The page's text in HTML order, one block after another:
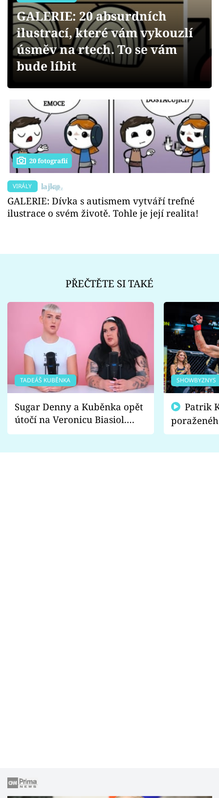
Videa
Sledujte prima+
Sledujte nás
GALERIE: 20 absurdních
ilustrací, které vám vykouzlí
úsměv na rtech. To se vám
bude líbit
20 fotografií
VIRÁLY
GALERIE: Dívka s autismem vytváří trefné
ilustrace o svém životě. Tohle je její realita!
PŘEČTĚTE SI TAKÉ
TADEÁŠ KUBĚNKA
Sugar Denny a Kuběnka opět
útočí na Veronicu Biasiol.
Proč je podle nich falešná a
SHOWBYZNYS
fanoušci